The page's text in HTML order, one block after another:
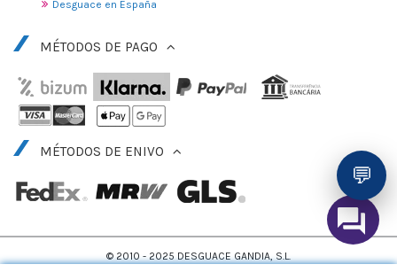
Desguace en España
MÉTODOS DE PAGO
MÉTODOS DE ENIVO
💬
© 2010 - 2025 DESGUACE GANDIA, S.L.